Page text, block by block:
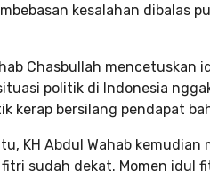
kesalahan dibalas
Chasbullah mencetuskan
politik di Indonesia
kerap bersilang pendapat
KH Abdul Wahab
sudah dekat. Momen idul